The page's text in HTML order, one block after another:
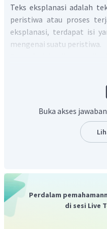
Teks eksplanasi adalah
peristiwa atau proses
eksplanasi, terdapat isi
mengenai suatu peristiwa.
Sebagai akibat
erosi sehingga
Curah hujan yang
hujan besar. Karena
pori permukaan
Fisiografi atau
fungsi, dan kemiringan
Penyebab banjir yang
Buka akses
Perdalam
di sesi Live